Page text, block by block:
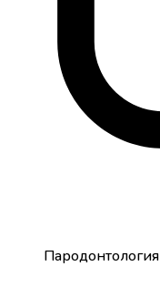
Пародонтология